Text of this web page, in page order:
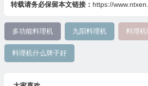
转载请务必保留本文链接： https://
多功能料理机 九阳料理机 料理
料理机什么牌子好